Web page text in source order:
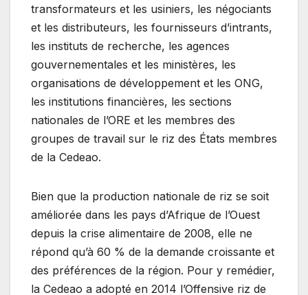
transformateurs et les usiniers, les négociants
et les distributeurs, les fournisseurs d’intrants,
les instituts de recherche, les agences
gouvernementales et les ministères, les
organisations de développement et les ONG,
les institutions financières, les sections
nationales de l’ORE et les membres des
groupes de travail sur le riz des États membres
de la Cedeao.
Bien que la production nationale de riz se soit
améliorée dans les pays d’Afrique de l’Ouest
depuis la crise alimentaire de 2008, elle ne
répond qu’à 60 % de la demande croissante et
des préférences de la région. Pour y remédier,
la Cedeao a adopté en 2014 l’Offensive riz de